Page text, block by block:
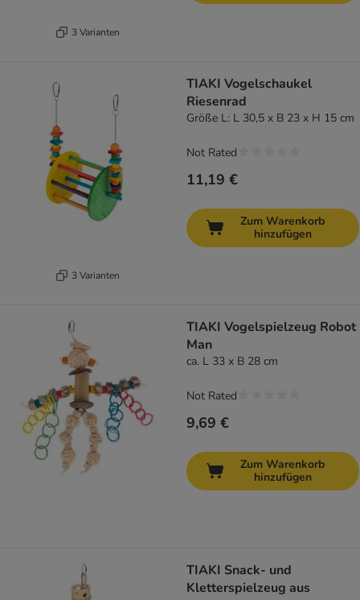
3 Varianten
3 Varianten
TIAKI Vogelschaukel
Riesenrad
Größe L: L 30,5 x B 23 x H 15 cm
11,19 €
Not Rated
Zum Warenkorb
hinzufügen
TIAKI Vogelspielzeug Robot
Man
ca. L 33 x B 28 cm
9,69 €
Not Rated
Zum Warenkorb
hinzufügen
TIAKI Snack- und
Kletterspielzeug aus